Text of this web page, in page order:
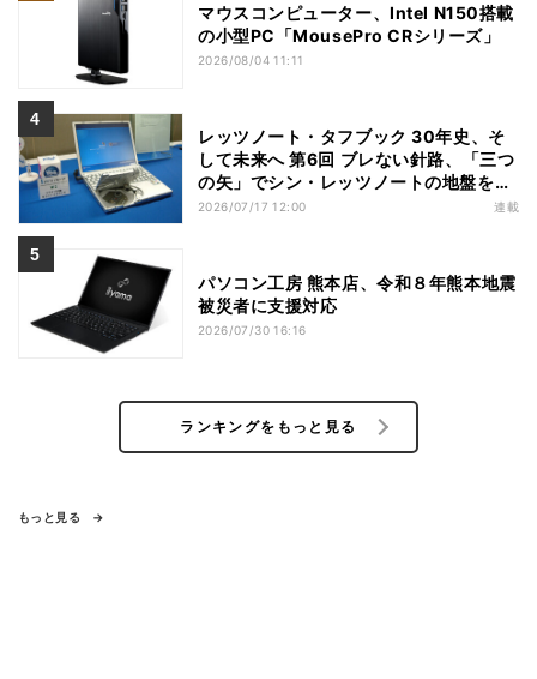
マウスコンピューター、Intel N150搭載
の小型PC「MousePro CRシリーズ」
2026/08/04 11:11
レッツノート・タフブック 30年史、そ
して未来へ 第6回 ブレない針路、「三つ
の矢」でシン・レッツノートの地盤を築
く
2026/07/17 12:00 連載
パソコン工房 熊本店、令和８年熊本地震
被災者に支援対応
2026/07/30 16:16
ランキングをもっと見る
もっと見る